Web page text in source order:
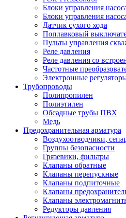
Блоки управления
Блоки управления
Датчик сухого хода
Поплавковый
Пульты управления
Реле давления
Реле давления со
Частотные
Электронные
Трубопроводы
Полипропилен
Полиэтилен
Обсадные трубы ПВХ
Медь
Предохранительная арматура
Воздухоотводчики,
Группы безопасности
Грязевики, фильтры
Клапаны обратные
Клапаны перепускные
Клапаны подпиточные
Клапаны
Клапаны
Редукторы давления